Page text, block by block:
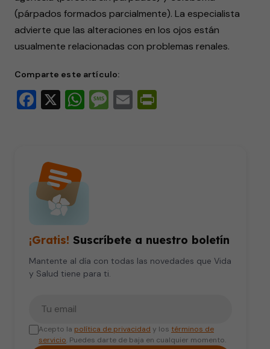
(párpados formados parcialmente). La especialista
advierte que las alteraciones en los ojos están
usualmente relacionadas con problemas renales.
Comparte este artículo:
Facebook
X WhatsApp
Message
Email
¡Gratis! Suscríbete a nuestro boletín
Mantente al día con todas las novedades que Vida
y Salud tiene para ti.
Acepto la política de privacidad y los términos de
servicio. Puedes darte de baja en cualquier momento.